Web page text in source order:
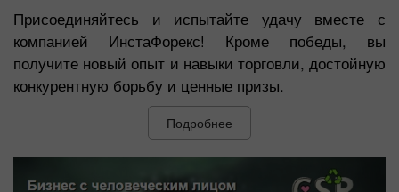
Присоединяйтесь и испытайте удачу вместе с
компанией ИнстаФорекс! Кроме победы, вы
получите новый опыт и навыки торговли, достойную
конкурентную борьбу и ценные призы.
Подробнее